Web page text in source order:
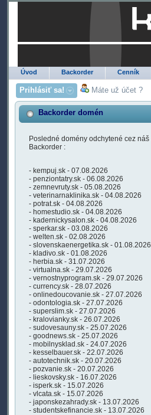
Úvod Backorder Cenník
Prihlásiť sa! Máte už účet ?
Backorder domén
Posledné domény odchytené cez náš
Backorder :
- kempuj.sk - 07.08.2026
- penziontatry.sk - 06.08.2026
- zemnevruty.sk - 05.08.2026
- veterinarnaklinika.sk - 04.08.2026
- potrat.sk - 04.08.2026
- homestudio.sk - 04.08.2026
- kadernickysalon.sk - 04.08.2026
- sperkar.sk - 03.08.2026
- welten.sk - 02.08.2026
- slovenskaenergetika.sk - 01.08.2026
- kladivo.sk - 01.08.2026
- herbia.sk - 31.07.2026
- virtualna.sk - 29.07.2026
- vernostnyprogram.sk - 29.07.2026
- currency.sk - 28.07.2026
- onlinedoucovanie.sk - 27.07.2026
- odontologia.sk - 27.07.2026
- superslim.sk - 27.07.2026
- kralovianky.sk - 26.07.2026
- sudovesauny.sk - 25.07.2026
- goodnews.sk - 25.07.2026
- mobilnysklad.sk - 24.07.2026
- kesselbauer.sk - 22.07.2026
- autotechnik.sk - 20.07.2026
- pozvanie.sk - 20.07.2026
- lieskovsky.sk - 16.07.2026
- isperk.sk - 15.07.2026
- vlcata.sk - 15.07.2026
- japonskezahrady.sk - 13.07.2026
- studentskefinancie.sk - 13.07.2026